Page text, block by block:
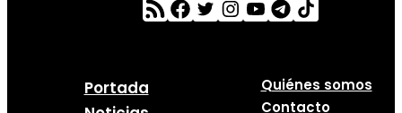
Portada
Quiénes somos
Contacto